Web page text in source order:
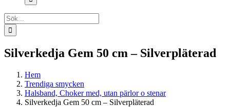
Sök
efter:
Silverkedja Gem 50 cm – Silverpläterad
Hem
Trendiga smycken
Halsband, Choker med, utan pärlor o stenar
Silverkedja Gem 50 cm – Silverpläterad